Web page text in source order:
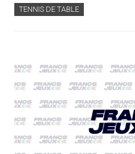
TENNIS DE TABLE